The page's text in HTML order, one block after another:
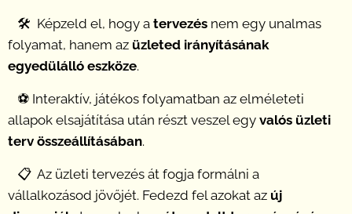
🛠 Képzeld el, hogy a tervezés nem egy unalmas
folyamat, hanem az üzleted irányításának
egyedülálló eszköze.
⚽️ Interaktív, játékos folyamatban az elméleteti
allapok elsajátítása után részt veszel egy valós üzleti
terv összeállításában.
📋 Az üzleti tervezés át fogja formálni a
vállalkozásod jövőjét. Fedezd fel azokat az új